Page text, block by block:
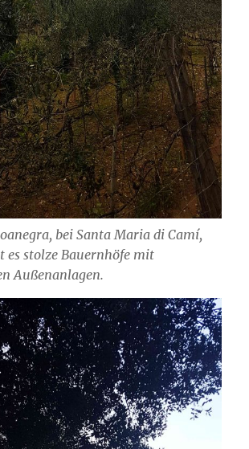
bei Santa Maria di Camí,
es stolze Bauernhöfe mit
Außenanlagen.